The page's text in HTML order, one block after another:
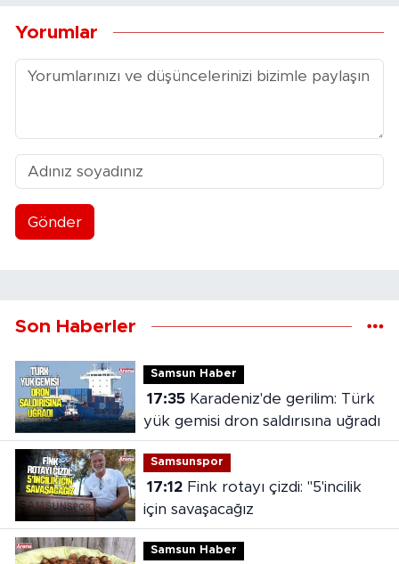
Yorumlar
Gönder
Son Haberler
Samsun Haber
17:35Karadeniz'de gerilim: Türk
yük gemisi dron saldırısına uğradı
Samsunspor
17:12Fink rotayı çizdi: "5'incilik
için savaşacağız
Samsun Haber